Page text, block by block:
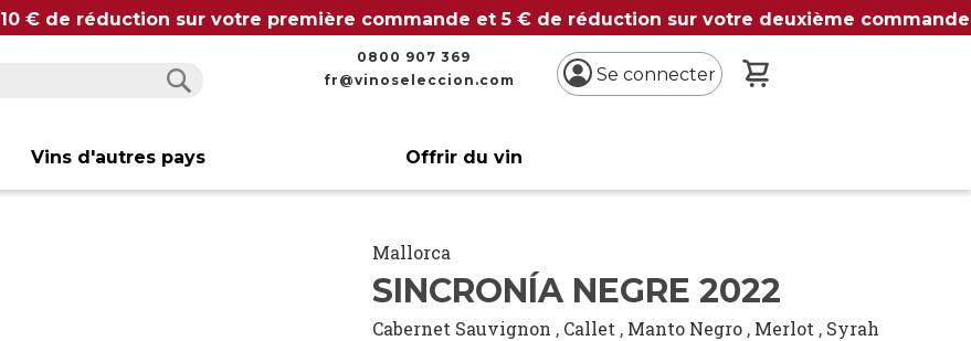
10 € de réduction sur votre première commande et 5 € de réduction sur votre deuxième commande
0800 907 369
fr@vinoseleccion.com
Se connecter
Vins d'autres pays Offrir du vin
Mallorca
SINCRONÍA NEGRE 2022
Cabernet Sauvignon , Callet , Manto Negro , Merlot , Syrah